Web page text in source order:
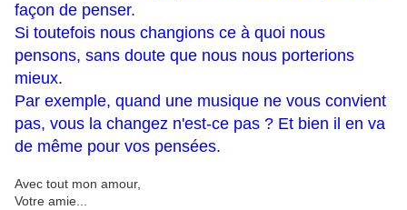
façon de penser.
Si toutefois nous changions ce à quoi nous
pensons, sans doute que nous nous porterions
mieux.
Par exemple, quand une musique ne vous convient
pas, vous la changez n'est-ce pas ? Et bien il en va
de même pour vos pensées.
Avec tout mon amour,
Votre amie...